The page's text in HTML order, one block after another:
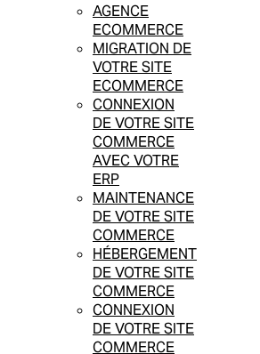
AGENCE
ECOMMERCE
MIGRATION DE
VOTRE SITE
ECOMMERCE
CONNEXION
DE VOTRE SITE
COMMERCE
AVEC VOTRE
ERP
MAINTENANCE
DE VOTRE SITE
COMMERCE
HÉBERGEMENT
DE VOTRE SITE
COMMERCE
CONNEXION
DE VOTRE SITE
COMMERCE